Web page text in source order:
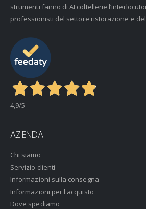
strumenti fanno di AFcoltellerie
professionisti del settore ristorazione e
4,9/5
AZIENDA
Chi siamo
Servizio clienti
Informazioni sulla consegna
Informazioni per l'acquisto
Dove spediamo